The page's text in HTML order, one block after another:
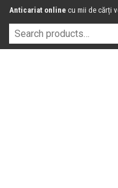
Anticariat online cu mii de cărți